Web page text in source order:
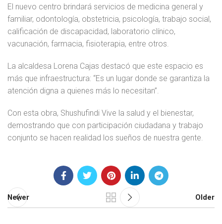
El nuevo centro brindará servicios de medicina general y
familiar, odontología, obstetricia, psicología, trabajo social,
calificación de discapacidad, laboratorio clínico,
vacunación, farmacia, fisioterapia, entre otros.
La alcaldesa Lorena Cajas destacó que este espacio es
más que infraestructura: “Es un lugar donde se garantiza la
atención digna a quienes más lo necesitan”.
Con esta obra, Shushufindi Vive la salud y el bienestar,
demostrando que con participación ciudadana y trabajo
conjunto se hacen realidad los sueños de nuestra gente.
Newer Older